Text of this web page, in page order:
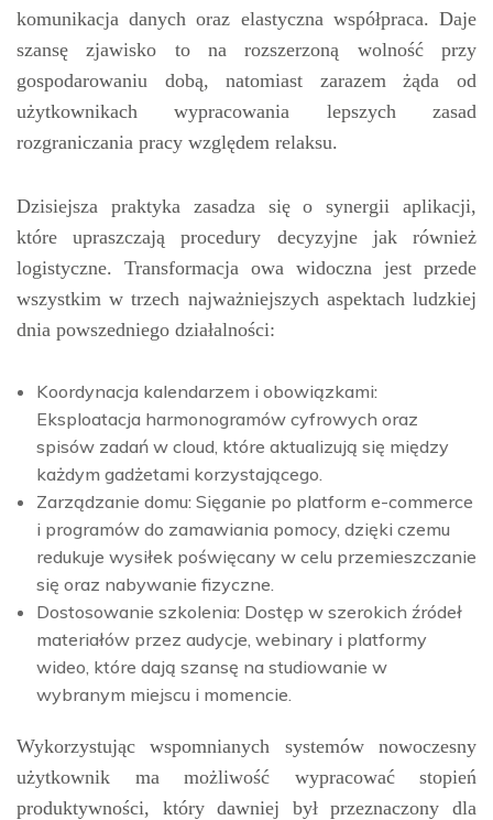
komunikacja danych oraz elastyczna współpraca. Daje
szansę zjawisko to na rozszerzoną wolność przy
gospodarowaniu dobą, natomiast zarazem żąda od
użytkownikach wypracowania lepszych zasad
rozgraniczania pracy względem relaksu.
Dzisiejsza praktyka zasadza się o synergii aplikacji,
które upraszczają procedury decyzyjne jak również
logistyczne. Transformacja owa widoczna jest przede
wszystkim w trzech najważniejszych aspektach ludzkiej
dnia powszedniego działalności:
Koordynacja kalendarzem i obowiązkami:
Eksploatacja harmonogramów cyfrowych oraz
spisów zadań w cloud, które aktualizują się między
każdym gadżetami korzystającego.
Zarządzanie domu: Sięganie po platform e-commerce
i programów do zamawiania pomocy, dzięki czemu
redukuje wysiłek poświęcany w celu przemieszczanie
się oraz nabywanie fizyczne.
Dostosowanie szkolenia: Dostęp w szerokich źródeł
materiałów przez audycje, webinary i platformy
wideo, które dają szansę na studiowanie w
wybranym miejscu i momencie.
Wykorzystując wspomnianych systemów nowoczesny
użytkownik ma możliwość wypracować stopień
produktywności, który dawniej był przeznaczony dla